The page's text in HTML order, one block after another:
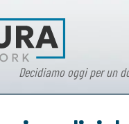
Decidiamo oggi per un